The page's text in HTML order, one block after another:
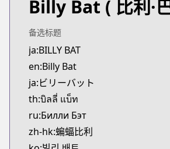
Kitsu
Kitsu
https://kitsu.app/manga/20913
MangaUpdates
MangaUpdates
https://
Book☆Walker
Book☆Walker
https://bookwalker.jp/series/
Billy Bat ( 比利·
备选标题
ja:BILLY BAT
en:Billy Bat
ja:ビリーバット
th:บิลลี่ แบ็ท
ru:Билли Бэт
zh-hk:蝙蝠比利